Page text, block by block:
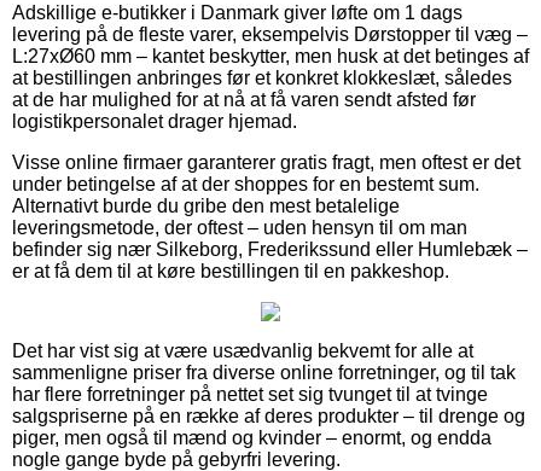
Adskillige e-butikker i Danmark giver løfte om 1 dags
levering på de fleste varer, eksempelvis Dørstopper til væg –
L:27xØ60 mm – kantet beskytter, men husk at det betinges af
at bestillingen anbringes før et konkret klokkeslæt, således
at de har mulighed for at nå at få varen sendt afsted før
logistikpersonalet drager hjemad.
Visse online firmaer garanterer gratis fragt, men oftest er det
under betingelse af at der shoppes for en bestemt sum.
Alternativt burde du gribe den mest betalelige
leveringsmetode, der oftest – uden hensyn til om man
befinder sig nær Silkeborg, Frederikssund eller Humlebæk –
er at få dem til at køre bestillingen til en pakkeshop.
Det har vist sig at være usædvanlig bekvemt for alle at
sammenligne priser fra diverse online forretninger, og til tak
har flere forretninger på nettet set sig tvunget til at tvinge
salgspriserne på en række af deres produkter – til drenge og
piger, men også til mænd og kvinder – enormt, og endda
nogle gange byde på gebyrfri levering.